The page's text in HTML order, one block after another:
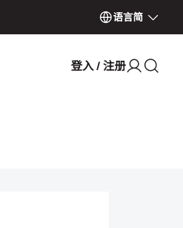
语言简
登入 / 注册